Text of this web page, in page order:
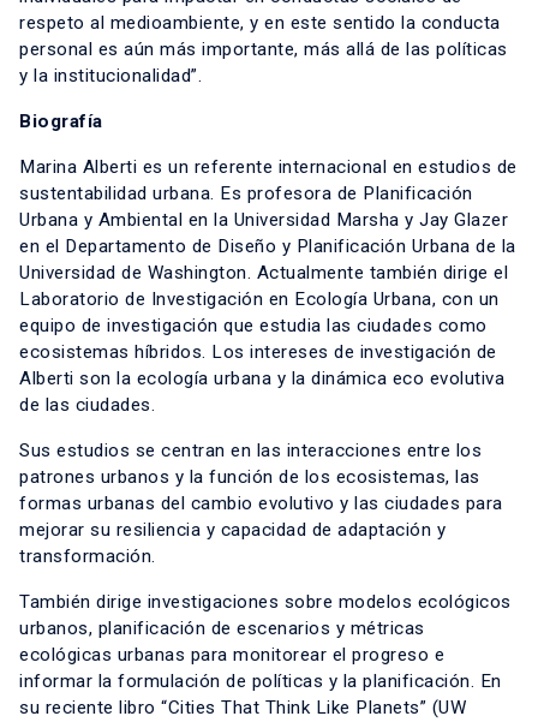
respeto al medioambiente, y en este sentido la conducta
personal es aún más importante, más allá de las políticas
y la institucionalidad”.
Biografía
Marina Alberti es un referente internacional en estudios de
sustentabilidad urbana. Es profesora de Planificación
Urbana y Ambiental en la Universidad Marsha y Jay Glazer
en el Departamento de Diseño y Planificación Urbana de la
Universidad de Washington. Actualmente también dirige el
Laboratorio de Investigación en Ecología Urbana, con un
equipo de investigación que estudia las ciudades como
ecosistemas híbridos. Los intereses de investigación de
Alberti son la ecología urbana y la dinámica eco evolutiva
de las ciudades.
Sus estudios se centran en las interacciones entre los
patrones urbanos y la función de los ecosistemas, las
formas urbanas del cambio evolutivo y las ciudades para
mejorar su resiliencia y capacidad de adaptación y
transformación.
También dirige investigaciones sobre modelos ecológicos
urbanos, planificación de escenarios y métricas
ecológicas urbanas para monitorear el progreso e
informar la formulación de políticas y la planificación. En
su reciente libro “Cities That Think Like Planets” (UW